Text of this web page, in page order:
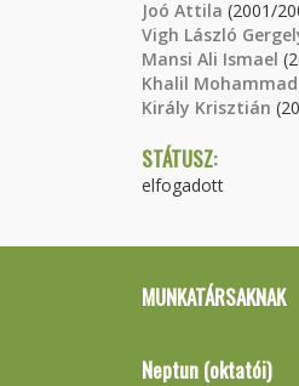
Joó Attila (2001/
Vigh László
Mansi Ali Ismael
Khalil Mohammad
Király Krisztián
STÁTUSZ:
elfogadott
MUNKATÁRSAKNAK
Neptun (oktatói)